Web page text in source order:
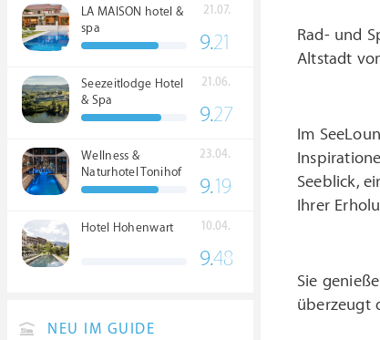
Rad- und
Altstadt
Im
Seeblick,
Ihrer
Sie
überzeugt
LA MAISON hotel &
spa
21.07.
9.21
Seezeitlodge Hotel
& Spa
21.06.
9.27
Wellness &
Naturhotel Tonihof
****S
23.04.
9.19
Hotel Hohenwart 10.04.
9.48
NEU IM GUIDE